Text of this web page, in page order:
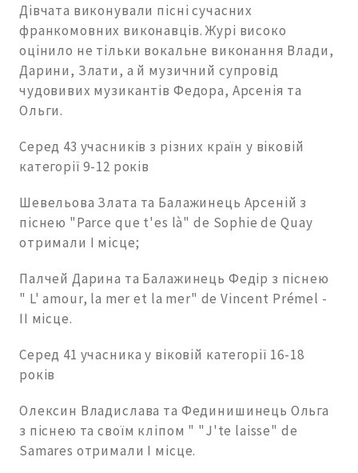
Дівчата виконували пісні сучасних
франкомовних виконавців. Журі високо
оцінило не тільки вокальне виконання Влади,
Дарини, Злати, а й музичний супровід
чудовивих музикантів Федора, Арсенія та
Ольги.
Серед 43 учасників з різних країн у віковій
категорії 9-12 років
Шевельова Злата та Балажинець Арсеній з
піснею "Parce que t'es là" de Sophie de Quay
отримали І місце;
Палчей Дарина та Балажинець Федір з піснею
" L' amour, la mer et la mer" de Vincent Prémel -
ІІ місце.
Серед 41 учасника у віковій категорії 16-18
років
Олексин Владислава та Фединишинець Ольга
з піснею та своїм кліпом " "J'te laisse" de
Samares отримали І місце.